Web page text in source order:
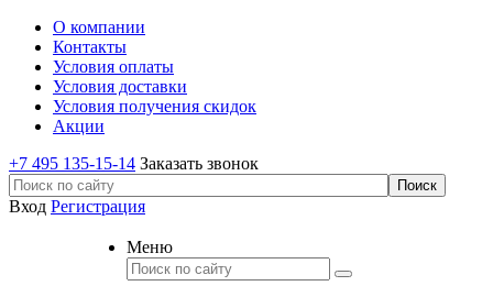
О компании
Контакты
Условия оплаты
Условия доставки
Условия получения скидок
Акции
+7 495 135-15-14 Заказать звонок
Вход Регистрация
Меню